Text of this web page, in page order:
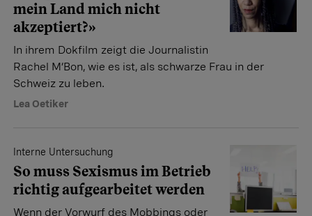
mein Land mich nicht
akzeptiert?»
In ihrem Dokfilm zeigt die Journalistin
Rachel M’Bon, wie es ist, als schwarze Frau in der
Schweiz zu leben.
Lea Oetiker
Interne Untersuchung
So muss Sexismus im Betrieb
richtig aufgearbeitet werden
Wenn der Vorwurf des Mobbings oder